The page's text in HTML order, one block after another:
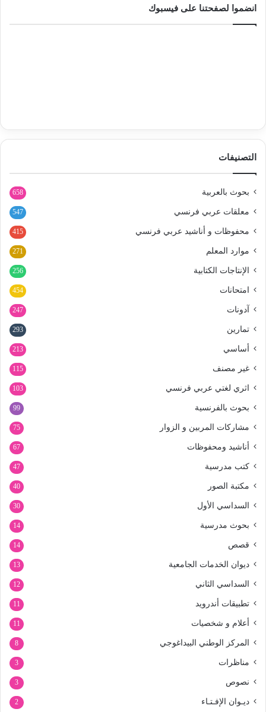
انضموا لصفحتنا على فيسبوك
التصنيفات
بحوث بالعربية 658
معلقات عربي فرنسي 547
محفوظات و أناشيد عربي فرنسي 415
موارد المعلم 271
الإنتاجات الكتابية 256
امتحانات 454
آدونات 247
تمارين 293
أساسي 213
غير مصنف 115
اثري لغتي عربي فرنسي 103
بحوث بالفرنسية 99
مشاركات المربين و الزوار 75
أناشيد ومحفوظات 67
كتب مدرسية 47
مكتبة الصور 40
السداسي الأول 30
بحوث مدرسية 14
قصص 14
ديوان الخدمات الجامعية 13
السداسي الثاني 12
تطبيقات أندرويد 11
أعلام و شخصيات 11
المركز الوطني البيداغوجي 8
مناظرات 3
نصوص 3
ديـوان الإفـتـاء 2